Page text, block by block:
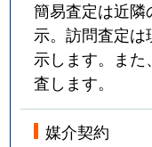
簡易査定は近
示。訪問査定
示します。ま
査します。
媒介契約